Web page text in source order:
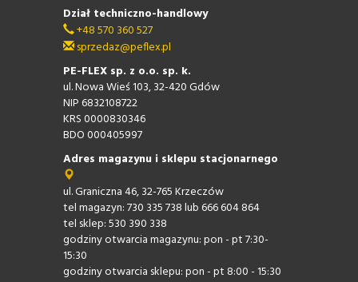
Dział techniczno-handlowy
+48 570 360 527
sprzedaz@peflex.pl
PE-FLEX sp. z o.o. sp. k.
ul. Nowa Wieś 103, 32-420 Gdów
NIP 6832108722
KRS 0000830346
BDO 000405997
Adres magazynu i sklepu stacjonarnego
ul. Graniczna 46, 32-765 Krzeczów
tel magazyn: 730 335 738 lub 666 604 864
tel sklep: 530 390 338
godziny otwarcia magazynu: pon - pt 7:30-
15:30
godziny otwarcia sklepu: pon - pt 8:00 - 15:30